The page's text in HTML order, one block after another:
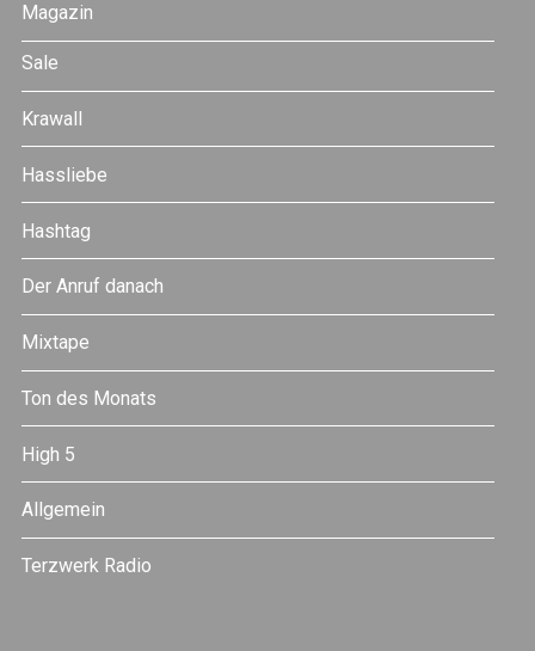
Magazin
Sale
Krawall
Hassliebe
Hashtag
Der Anruf danach
Mixtape
Ton des Monats
High 5
Allgemein
Terzwerk Radio